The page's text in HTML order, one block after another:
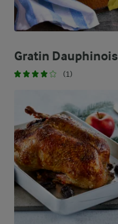
Gratin Dauphinois
(1)